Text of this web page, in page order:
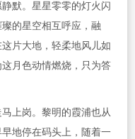
默。星星零零的灯火闪
的星空相互呼应，融
片大地，轻柔地风儿如
月色动情燃烧，只为答
上岗。黎明的霞浦也从
地停在码头上，随着一